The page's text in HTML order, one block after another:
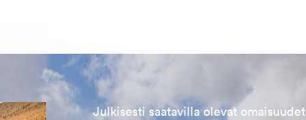
Julkisesti saatavilla olevat omaisuudet